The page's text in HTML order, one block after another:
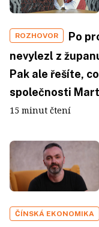
ROZHOVOR
Po
nevylezl z
Pak ale řešíte,
společnosti
15 minut čtení
ČÍNSKÁ EKONOMIKA